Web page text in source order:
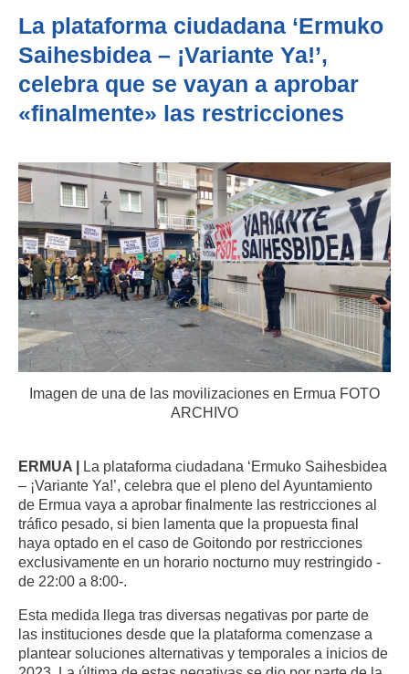
La plataforma ciudadana ‘Ermuko
Saihesbidea – ¡Variante Ya!’,
celebra que se vayan a aprobar
«finalmente» las restricciones
Imagen de una de las movilizaciones en Ermua FOTO
ARCHIVO
ERMUA | La plataforma ciudadana ‘Ermuko Saihesbidea
– ¡Variante Ya!’, celebra que el pleno del Ayuntamiento
de Ermua vaya a aprobar finalmente las restricciones al
tráfico pesado, si bien lamenta que la propuesta final
haya optado en el caso de Goitondo por restricciones
exclusivamente en un horario nocturno muy restringido -
de 22:00 a 8:00-.
Esta medida llega tras diversas negativas por parte de
las instituciones desde que la plataforma comenzase a
plantear soluciones alternativas y temporales a inicios de